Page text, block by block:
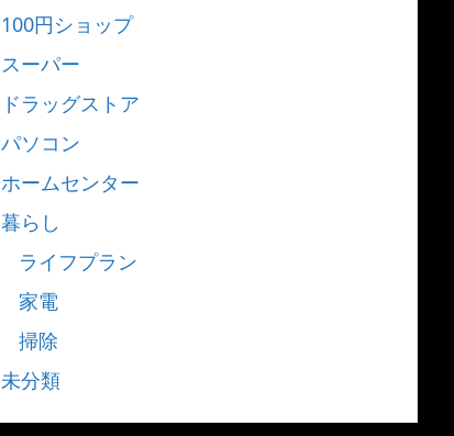
100円ショップ
スーパー
ドラッグストア
パソコン
ホームセンター
暮らし
ライフプラン
家電
掃除
未分類